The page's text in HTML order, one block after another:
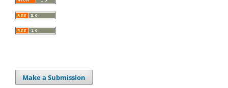
Make a Submission